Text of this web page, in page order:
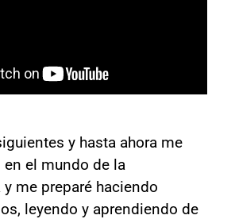
y hasta ahora me
en el mundo de la
me preparé haciendo
leyendo y aprendiendo de